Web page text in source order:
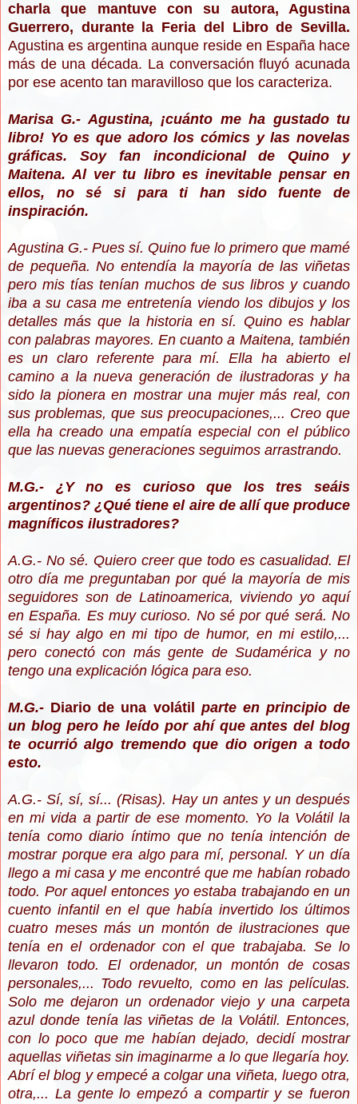
charla que mantuve con su autora, Agustina
Guerrero, durante la Feria del Libro de Sevilla.
Agustina es argentina aunque reside en España hace
más de una década. La conversación fluyó acunada
por ese acento tan maravilloso que los caracteriza.
Marisa G.- Agustina, ¡cuánto me ha gustado tu
libro! Yo es que adoro los cómics y las novelas
gráficas. Soy fan incondicional de Quino y
Maitena. Al ver tu libro es inevitable pensar en
ellos, no sé si para ti han sido fuente de
inspiración.
Agustina G.- Pues sí. Quino fue lo primero que mamé
de pequeña. No entendía la mayoría de las viñetas
pero mis tías tenían muchos de sus libros y cuando
iba a su casa me entretenía viendo los dibujos y los
detalles más que la historia en sí. Quino es hablar
con palabras mayores. En cuanto a Maitena, también
es un claro referente para mí. Ella ha abierto el
camino a la nueva generación de ilustradoras y ha
sido la pionera en mostrar una mujer más real, con
sus problemas, que sus preocupaciones,... Creo que
ella ha creado una empatía especial con el público
que las nuevas generaciones seguimos arrastrando.
M.G.- ¿Y no es curioso que los tres seáis
argentinos? ¿Qué tiene el aire de allí que produce
magníficos ilustradores?
A.G.- No sé. Quiero creer que todo es casualidad. El
otro día me preguntaban por qué la mayoría de mis
seguidores son de Latinoamerica, viviendo yo aquí
en España. Es muy curioso. No sé por qué será. No
sé si hay algo en mi tipo de humor, en mi estilo,...
pero conectó con más gente de Sudamérica y no
tengo una explicación lógica para eso.
M.G.- Diario de una volátil
parte en principio de
un blog pero he leído por ahí que antes del blog
te ocurrió algo tremendo que dio origen a todo
esto.
A.G.- Sí, sí, sí... (Risas). Hay un antes y un después
en mi vida a partir de ese momento. Yo la Volátil la
tenía como diario íntimo que no tenía intención de
mostrar porque era algo para mí, personal. Y un día
llego a mi casa y me encontré que me habían robado
todo. Por aquel entonces yo estaba trabajando en un
cuento infantil en el que había invertido los últimos
cuatro meses más un montón de ilustraciones que
tenía en el ordenador con el que trabajaba. Se lo
llevaron todo. El ordenador, un montón de cosas
personales,... Todo revuelto, como en las películas.
Solo me dejaron un ordenador viejo y una carpeta
azul donde tenía las viñetas de la Volátil. Entonces,
con lo poco que me habían dejado, decidí mostrar
aquellas viñetas sin imaginarme a lo que llegaría hoy.
Abrí el blog y empecé a colgar una viñeta, luego otra,
otra,... La gente lo empezó a compartir y se fueron